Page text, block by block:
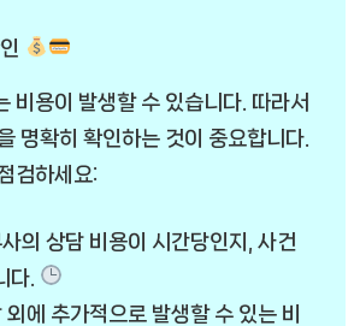
비용이 발생할 수 있습니다. 따라서
명확히 확인하는 것이 중요합니다.
검하세요:
의 상담 비용이 시간당인지, 사건
다.
에 추가적으로 발생할 수 있는 비